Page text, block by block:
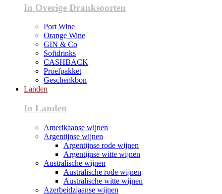
In Overige Dranksoorten
Port Wine
Orange Wine
GIN & Co
Softdrinks
CASHBACK
Proefpakket
Geschenkbon
Landen
In Landen
Amerikaanse wijnen
Argentijnse wijnen
Argentijnse rode wijnen
Argentijnse witte wijnen
Australische wijnen
Australische rode wijnen
Australische witte wijnen
Azerbeidzjaanse wijnen